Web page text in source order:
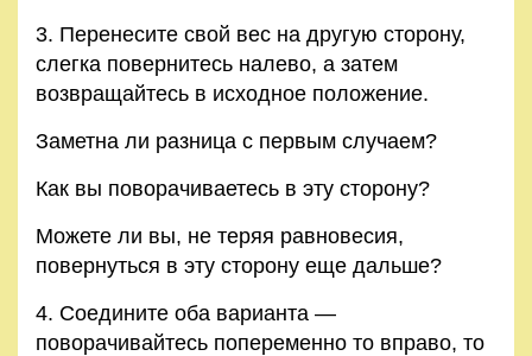
3. Перенесите свой вес на другую сторону,
слегка повернитесь налево, а затем
возвращайтесь в исходное положение.
Заметна ли разница с первым случаем?
Как вы поворачиваетесь в эту сторону?
Можете ли вы, не теряя равновесия,
повернуться в эту сторону еще дальше?
4. Соедините оба варианта —
поворачивайтесь попеременно то вправо, то